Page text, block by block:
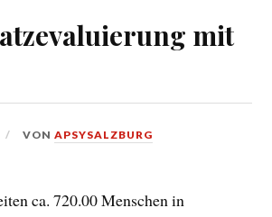
mit
VONAPSYSALZBURG
ca. 720.00 Menschen in